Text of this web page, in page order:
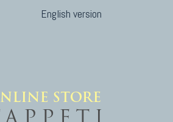
English version